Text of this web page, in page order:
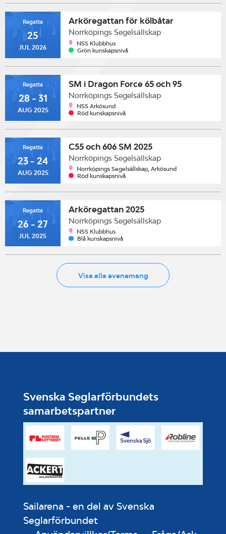
Regatta
25
JUL 2026
Arköregattan för kölbåtar
Norrköpings Segelsällskap
NSS Klubbhus
Grön kunskapsnivå
Regatta
28 - 31
AUG 2025
SM i Dragon Force 65 och 95
Norrköpings Segelsällskap
NSS Arkösund
Röd kunskapsnivå
Regatta
23 - 24
AUG 2025
C55 och 606 SM 2025
Norrköpings Segelsällskap
Norrköpings Segelsällskap, Arkösund
Röd kunskapsnivå
Regatta
26 - 27
JUL 2025
Arköregattan 2025
Norrköpings Segelsällskap
NSS Klubbhus
Blå kunskapsnivå
Visa alla evenemang
Svenska Seglarförbundets
samarbetspartner
Sailarena - en del av Svenska
Seglarförbundet